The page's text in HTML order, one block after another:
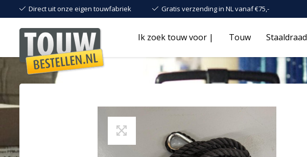
Direct uit onze eigen touwfabriek Gratis verzending in NL vanaf €75,-
Ik zoek touw voor | Touw Staaldraad
Touwen
in
uitverkoop